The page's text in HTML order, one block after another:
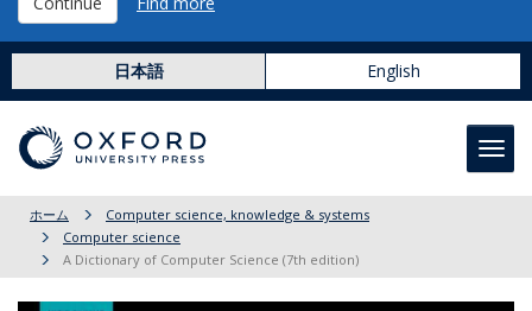
日本語 English
ホーム
Computer science, knowledge & systems
Computer science
A Dictionary of Computer Science (7th edition)